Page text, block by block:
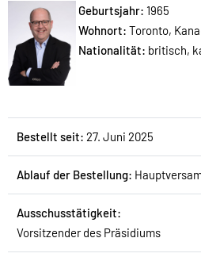
Geburtsjahr: 1965
Wohnort: Toronto,
Nationalität: britisch,
Bestellt seit: 27. Juni 2025
Ablauf der Bestellung:
Ausschusstätigkeit:
Vorsitzender des Präsidiums